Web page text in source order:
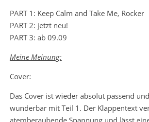
PART 1: Keep Calm and Take Me, Rocker
PART 2: jetzt neu!
PART 3: ab 09.09
Meine Meinung:
Cover:
Das Cover ist wieder absolut passend
wunderbar mit Teil 1. Der Klappentext
atemberaubende Spannung und lässt